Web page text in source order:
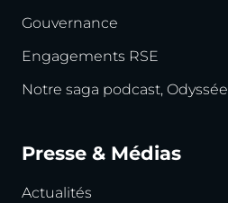
Gouvernance
Engagements RSE
Notre saga podcast, Odyssée
Presse & Médias
Actualités